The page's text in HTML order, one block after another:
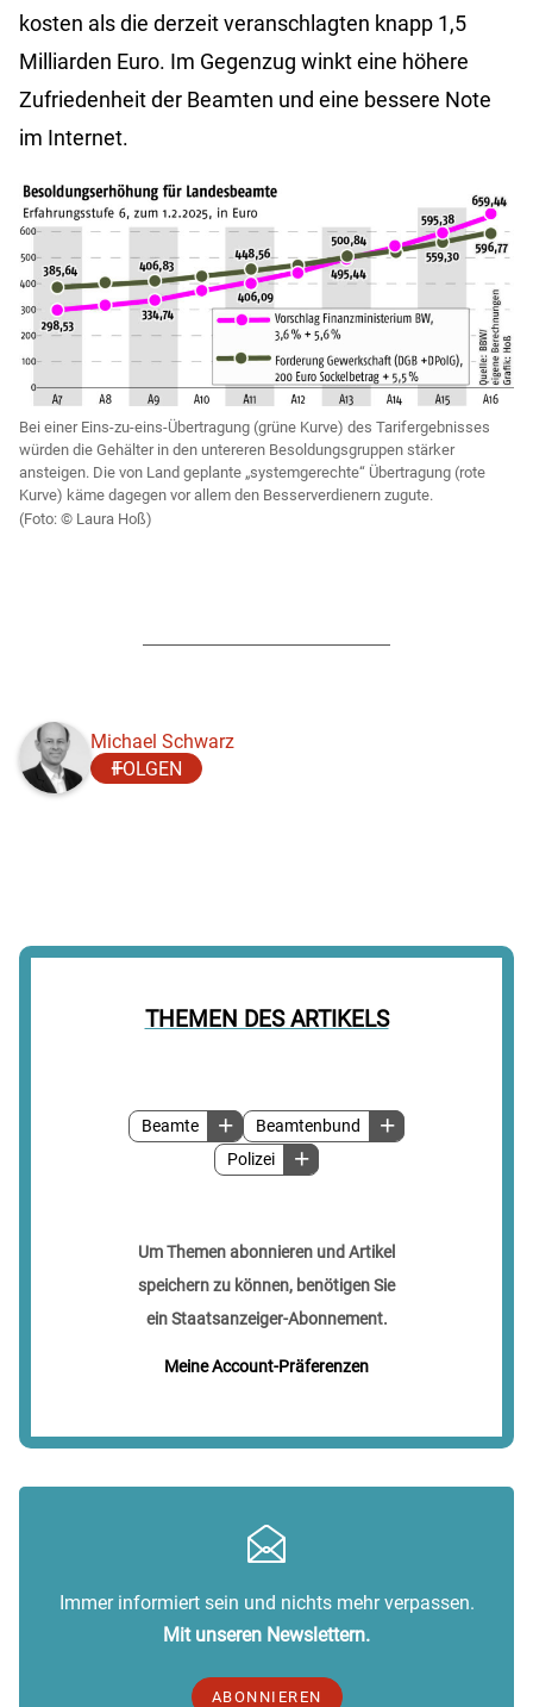
THEMEN DES ARTIKELS
Beamte
Beamtenbund
Polizei
Um Themen abonnieren und Artikel
speichern zu können, benötigen Sie
ein Staatsanzeiger-Abonnement.
Meine Account-Präferenzen
kosten als die derzeit veranschlagten knapp 1,5
Milliarden Euro. Im Gegenzug winkt eine höhere
Zufriedenheit der Beamten und eine bessere Note
im Internet.
Bei einer Eins-zu-eins-Übertragung (grüne Kurve) des Tarifergebnisses
würden die Gehälter in den untereren Besoldungsgruppen stärker
ansteigen. Die von Land geplante „systemgerechte“ Übertragung (rote
Kurve) käme dagegen vor allem den Besserverdienern zugute.
Laura Hoß)
Michael Schwarz
FOLGEN
Immer informiert sein und nichts mehr verpassen.
Mit unseren Newslettern.
ABONNIEREN